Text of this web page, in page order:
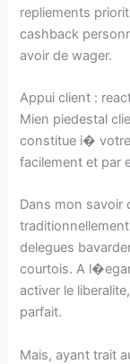
repliements
cashback
avoir de wager.
Appui client :
Mien piedestal
constitue i�
facilement et par
Dans mon savoir
delegues
courtois. A
activer le
parfait.
Mais, ayant trait